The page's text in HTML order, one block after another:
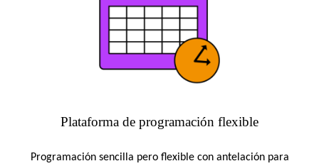
Plataforma de programación flexible
Programación sencilla pero flexible con antelación para